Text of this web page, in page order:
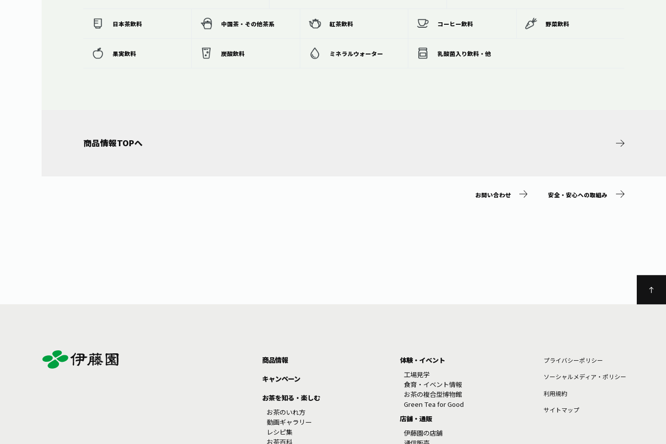
日本茶飲料 中国茶・その他茶系 紅茶飲料 コーヒー飲料 野菜飲料
果実飲料 炭酸飲料 ミネラルウォーター 乳酸菌入り飲料・他
商品情報TOPへ
お問い合わせ 安全・安心への取組み
商品情報
キャンペーン
お茶を知る・楽しむ
お茶のいれ方
動画ギャラリー
レシピ集
お茶百科
体験・イベント
工場見学
食育・イベント情報
お茶の複合型博物館
Green Tea for Good
店舗・通販
伊藤園の店舗
プライバシーポリシー
ソーシャルメディア・ポリシー
利⽤規約
サイトマップ